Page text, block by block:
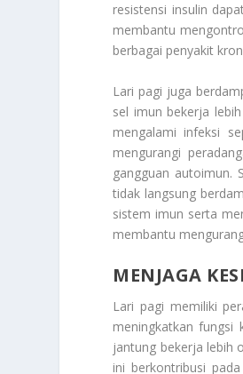
resistensi insulin
membantu
berbagai penyakit
Lari pagi juga
sel imun bekerja
mengalami infeksi
mengurangi
gangguan autoimun.
tidak langsung
sistem imun serta
membantu
MENJAGA
Lari pagi memiliki
meningkatkan fungsi
jantung bekerja lebih
ini berkontribusi